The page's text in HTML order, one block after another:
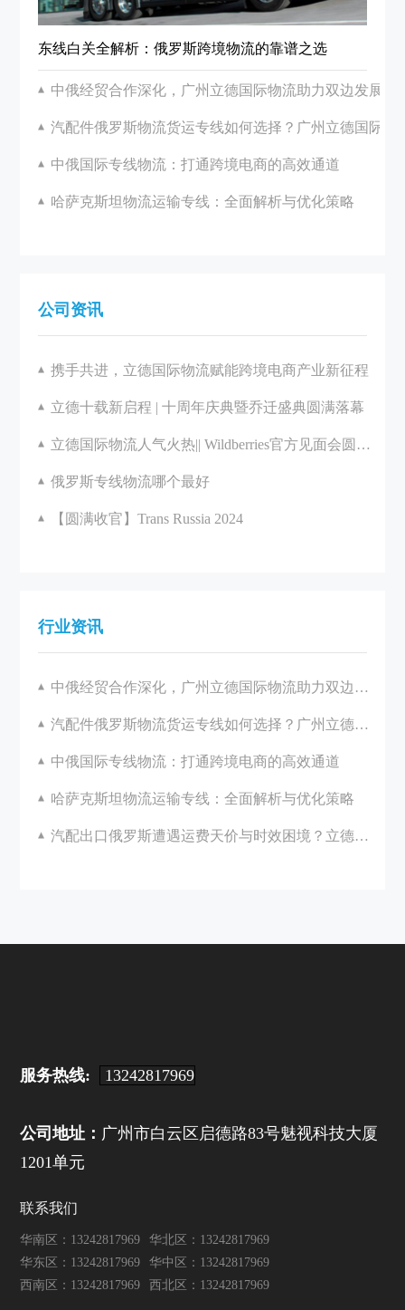
东线白关全解析：俄罗斯跨境物流的靠谱之选
中俄经贸合作深化，广州立德国际物流助力双边发展
汽配件俄罗斯物流货运专线如何选择？广州立德国际物
中俄国际专线物流：打通跨境电商的高效通道
哈萨克斯坦物流运输专线：全面解析与优化策略
公司资讯
携手共进，立德国际物流赋能跨境电商产业新征程
立德十载新启程 | 十周年庆典暨乔迁盛典圆满落幕
立德国际物流人气火热|| Wildberries官方见面会圆满举办
俄罗斯专线物流哪个最好
【圆满收官】Trans Russia 2024
行业资讯
中俄经贸合作深化，广州立德国际物流助力双边发展
汽配件俄罗斯物流货运专线如何选择？广州立德国际物流一站式解决方案解析
中俄国际专线物流：打通跨境电商的高效通道
哈萨克斯坦物流运输专线：全面解析与优化策略
汽配出口俄罗斯遭遇运费天价与时效困境？立德国际助您破局！
服务热线: 13242817969
公司地址： 广州市白云区启德路83号魅视科技大厦
1201单元
联系我们
华南区：13242817969
华北区：13242817969
华东区：13242817969
华中区：13242817969
西南区：13242817969
西北区：13242817969